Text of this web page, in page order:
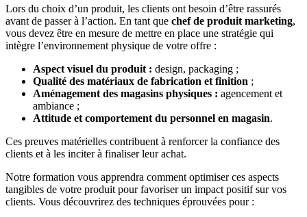
Lors du choix d’un produit, les clients ont besoin d’être rassurés
avant de passer à l’action. En tant que chef de produit marketing,
vous devez être en mesure de mettre en place une stratégie qui
intègre l’environnement physique de votre offre :
Aspect visuel du produit : design, packaging ;
Qualité des matériaux de fabrication et finition ;
Aménagement des magasins physiques : agencement et
ambiance ;
Attitude et comportement du personnel en magasin.
Ces preuves matérielles contribuent à renforcer la confiance des
clients et à les inciter à finaliser leur achat.
Notre formation vous apprendra comment optimiser ces aspects
tangibles de votre produit pour favoriser un impact positif sur vos
clients. Vous découvrirez des techniques éprouvées pour :